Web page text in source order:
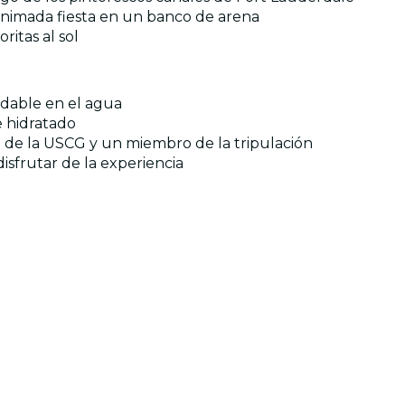
fiesta en un banco de arena
al sol
en el agua
hidratado
la USCG y un miembro de la tripulación
de la experiencia